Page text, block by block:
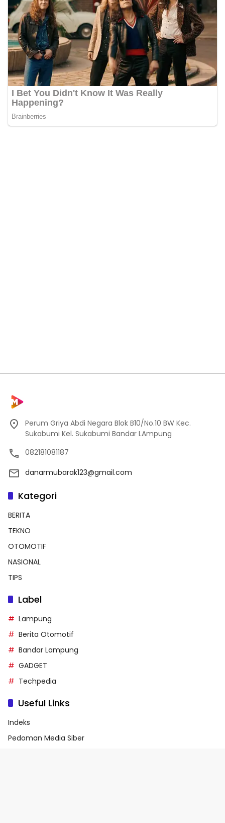
Perum Griya Abdi Negara Blok B10/No.10 BW Kec.
Sukabumi Kel. Sukabumi Bandar LAmpung
082181081187
danarmubarak123@gmail.com
Kategori
BERITA
TEKNO
OTOMOTIF
NASIONAL
TIPS
Label
Lampung
Berita Otomotif
Bandar Lampung
GADGET
Techpedia
Useful Links
Indeks
Pedoman Media Siber